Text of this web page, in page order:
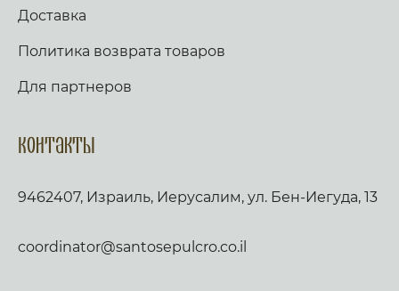
Доставка
Политика возврата товаров
Для партнеров
Контакты
9462407, Израиль, Иерусалим, ул. Бен-Иегуда, 13
coordinator@santosepulcro.co.il